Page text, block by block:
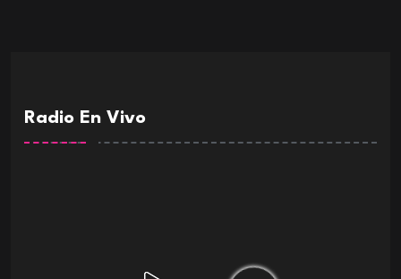
Radio En Vivo